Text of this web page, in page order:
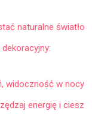
naturalne światło
widoczność w nocy
energię i ciesz